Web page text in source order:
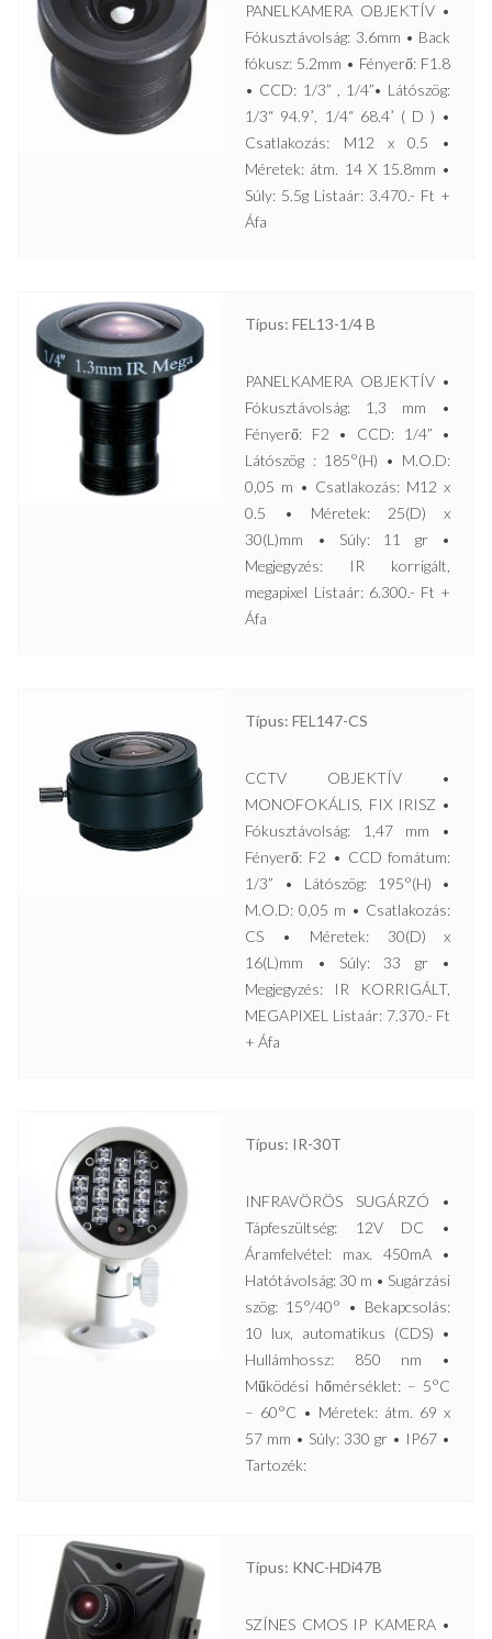
PANELKAMERA OBJEKTÍV •
Fókusztávolság: 3.6mm • Back
fókusz: 5.2mm • Fényerő: F1.8
• CCD: 1/3” , 1/4”• Látószög:
1/3“ 94.9˚, 1/4“ 68.4˚ ( D ) •
Csatlakozás: M12 x 0.5 •
Méretek: átm. 14 X 15.8mm •
Súly: 5.5g Listaár: 3.470.- Ft +
Áfa
Típus: FEL13-1/4 B
PANELKAMERA OBJEKTÍV •
Fókusztávolság: 1,3 mm •
Fényerő: F2 • CCD: 1/4” •
Látószög : 185°(H) • M.O.D:
0,05 m • Csatlakozás: M12 x
0.5 • Méretek: 25(D) x
30(L)mm • Súly: 11 gr •
Megjegyzés: IR korrigált,
megapixel Listaár: 6.300.- Ft +
Áfa
Típus: FEL147-CS
CCTV OBJEKTÍV •
MONOFOKÁLIS, FIX IRISZ •
Fókusztávolság: 1,47 mm •
Fényerő: F2 • CCD fomátum:
1/3” • Látószög: 195°(H) •
M.O.D: 0,05 m • Csatlakozás:
CS • Méretek: 30(D) x
16(L)mm • Súly: 33 gr •
Megjegyzés: IR KORRIGÁLT,
MEGAPIXEL Listaár: 7.370.- Ft
+ Áfa
Típus: IR-30T
INFRAVÖRÖS SUGÁRZÓ •
Tápfeszültség: 12V DC •
Áramfelvétel: max. 450mA •
Hatótávolság: 30 m • Sugárzási
szög: 15°/40° • Bekapcsolás:
10 lux, automatikus (CDS) •
Hullámhossz: 850 nm •
Működési hőmérséklet: – 5°C
– 60°C • Méretek: átm. 69 x
57 mm • Súly: 330 gr • IP67 •
Tartozék:
Típus: KNC-HDi47B
SZÍNES CMOS IP KAMERA •